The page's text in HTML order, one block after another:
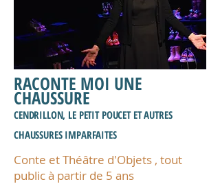
RACONTE MOI UNE
CHAUSSURE
CENDRILLON, LE PETIT POUCET ET AUTRES
CHAUSSURES IMPARFAITES
Conte et Théâtre d'Objets , tout
public à partir de 5 ans